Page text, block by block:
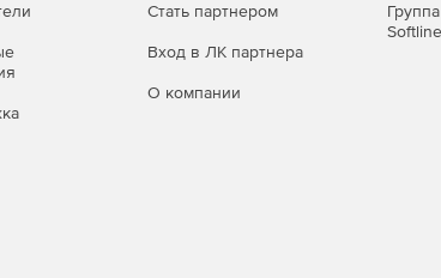
Стать партнером
Вход в ЛК партнера
О компании
Softline